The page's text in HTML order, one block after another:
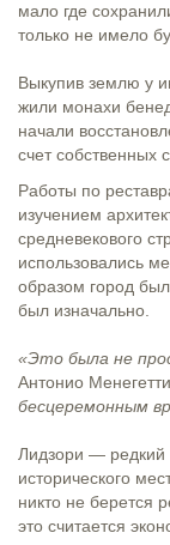
мало где
только не имело
Выкупив землю у
жили монахи
начали
счет собственных
Работы по
изучением
средневекового
использовались
образом город
был изначально.
«Это была не
Антонио
бесцеремонным
Лидзори — редкий
исторического
никто не берется
это считается